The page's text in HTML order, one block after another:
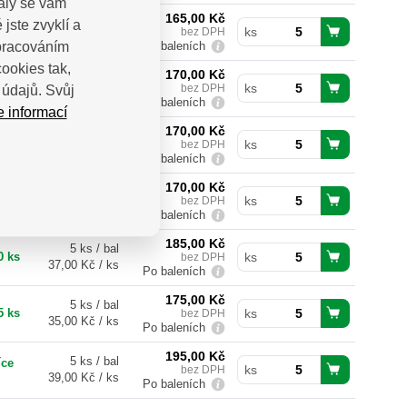
ks
5 ks / bal
33,00 Kč / ks
165,00 Kč
bez DPH
Po baleních
ks
ks
34,00 Kč / ks
170,00 Kč
bez DPH
Po baleních
ks
170,00 Kč
bez DPH
Po baleních
ks
170,00 Kč
bez DPH
Po baleních
ks
ks
5 ks / bal
37,00 Kč / ks
185,00 Kč
bez DPH
Po baleních
ks
ks
5 ks / bal
35,00 Kč / ks
175,00 Kč
bez DPH
Po baleních
ks
5 ks / bal
39,00 Kč / ks
195,00 Kč
bez DPH
Po baleních
ks
se vám
jste zvyklí a
tak,
Svůj
informací